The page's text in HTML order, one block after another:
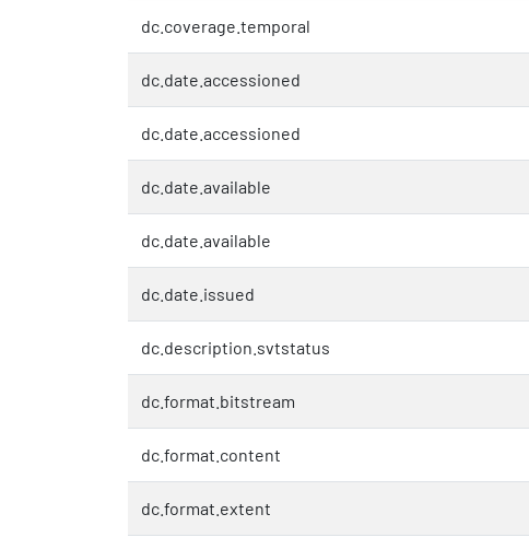
dc.coverage.temporal
dc.date.accessioned
dc.date.accessioned
dc.date.available
dc.date.available
dc.date.issued
dc.description.svtstatus
dc.format.bitstream
dc.format.content
dc.format.extent